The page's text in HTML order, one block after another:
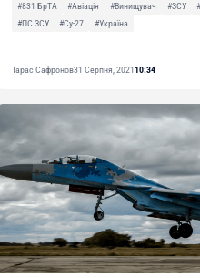
#831 БрТА #Авіація #Винищувач #ЗСУ
#ПС ЗСУ
#Су-27 #Україна
Тарас Сафронов31 Серпня, 202110:34